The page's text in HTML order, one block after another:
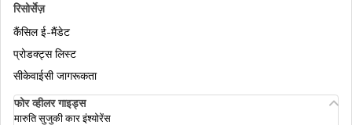
भारत के बाहर 15 सस्ते हनीमून डेस्टिनेशन
रिसोर्सेज़
कैंसिल ई-मैंडेट
प्रोडक्ट्स लिस्ट
सीकेवाईसी जागरूकता
फोर व्हीलर गाइड्स
मारुति सुजुकी कार इंश्योरेंस